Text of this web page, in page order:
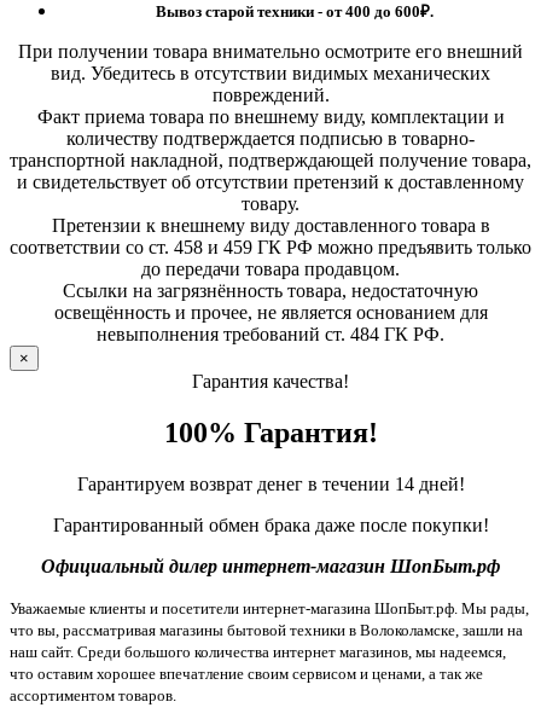
Вывоз старой техники - от 400 до 600₽.
При получении товара внимательно осмотрите его внешний
вид. Убедитесь в отсутствии видимых механических
повреждений.
Факт приема товара по внешнему виду, комплектации и
количеству подтверждается подписью в товарно-
транспортной накладной, подтверждающей получение товара,
и свидетельствует об отсутствии претензий к доставленному
товару.
Претензии к внешнему виду доставленного товара в
соответствии со ст. 458 и 459 ГК РФ можно предъявить только
до передачи товара продавцом.
Ссылки на загрязнённость товара, недостаточную
освещённость и прочее, не является основанием для
невыполнения требований ст. 484 ГК РФ.
×
Гарантия качества!
100% Гарантия!
Гарантируем возврат денег в течении 14 дней!
Гарантированный обмен брака даже после покупки!
Официальный дилер интернет-магазин ШопБыт.рф
Уважаемые клиенты и посетители интернет-магазина ШопБыт.рф. Мы рады,
что вы, рассматривая магазины бытовой техники в Волоколамске, зашли на
наш сайт. Среди большого количества интернет магазинов, мы надеемся,
что оставим хорошее впечатление своим сервисом и ценами, а так же
ассортиментом товаров.